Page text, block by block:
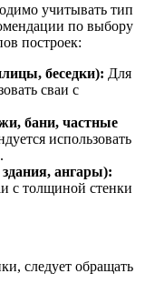
учитывать тип
по выбору
построек:
беседки): Для
сваи с
бани, частные
использовать
ангары):
с толщиной стенки
следует обращать